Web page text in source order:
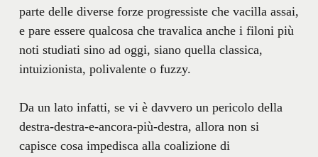
parte delle diverse forze progressiste che vacilla assai,
e pare essere qualcosa che travalica anche i filoni più
noti studiati sino ad oggi, siano quella classica,
intuizionista, polivalente o fuzzy.
Da un lato infatti, se vi è davvero un pericolo della
destra-destra-e-ancora-più-destra, allora non si
capisce cosa impedisca alla coalizione di